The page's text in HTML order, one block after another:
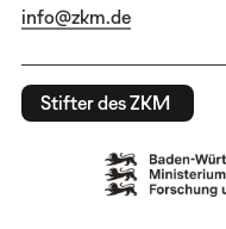
info@zkm.de
Stifter des ZKM